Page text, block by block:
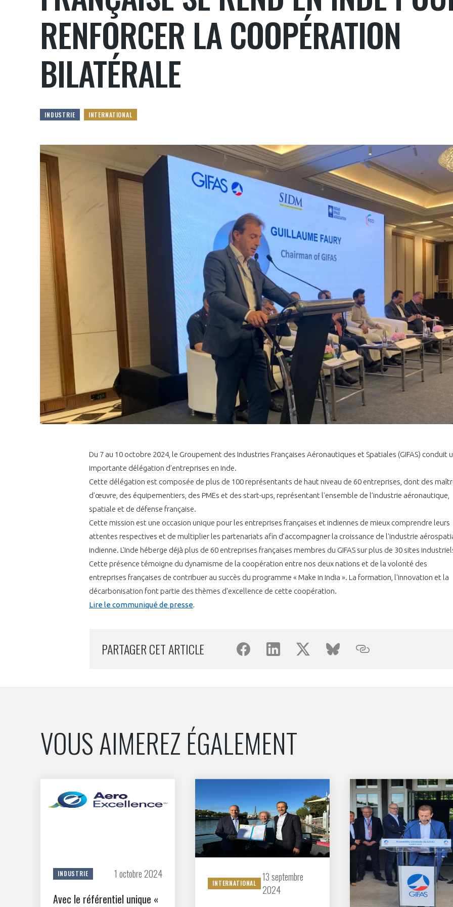
RENFORCER LA COOPÉRATION
BILATÉRALE
INDUSTRIE INTERNATIONAL
Du 7 au 10 octobre 2024, le Groupement des Industries Françaises Aéronautiques et Spatiales (GIFAS) conduit
importante délégation d'entreprises en Inde.
Cette délégation est composée de plus de 100 représentants de haut niveau de 60 entreprises, dont des
d'œuvre, des équipementiers, des PMEs et des start-ups, représentant l'ensemble de l’industrie aéronautique,
spatiale et de défense française.
Cette mission est une occasion unique pour les entreprises françaises et indiennes de mieux comprendre leurs
attentes respectives et de multiplier les partenariats afin d’accompagner la croissance de l'industrie
indienne. L'Inde héberge déjà plus de 60 entreprises françaises membres du GIFAS sur plus de 30 sites
Cette présence témoigne du dynamisme de la coopération entre nos deux nations et de la volonté des
entreprises françaises de contribuer au succès du programme « Make in India ». La formation, l'innovation et la
décarbonisation font partie des thèmes d'excellence de cette coopération.
Lire le communiqué de presse.
PARTAGER CET ARTICLE
VOUS AIMEREZ ÉGALEMENT
INDUSTRIE 1 octobre 2024
Avec le référentiel unique «
INTERNATIONAL
13 septembre
2024
VOUS ÊTES
ADHÉRENTS
PAS ENCORE
VOUS ÊTES UN
Développez votre activité à l’étranger et assurez la
pérennité de votre entreprise à l’international
Rejoignez une filière
réseau au sein d’un
DEMANDE